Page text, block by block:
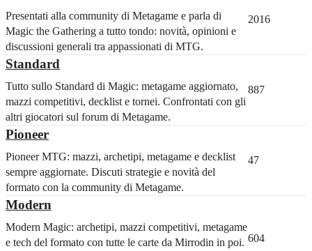
Presentati alla community di Metagame e parla di
Magic the Gathering a tutto tondo: novità, opinioni e
discussioni generali tra appassionati di MTG.
2016
Standard
Tutto sullo Standard di Magic: metagame aggiornato,
mazzi competitivi, decklist e tornei. Confrontati con gli
altri giocatori sul forum di Metagame.
887
Pioneer
Pioneer MTG: mazzi, archetipi, metagame e decklist
sempre aggiornate. Discuti strategie e novità del
formato con la community di Metagame.
47
Modern
Modern Magic: archetipi, mazzi competitivi, metagame
e tech del formato con tutte le carte da Mirrodin in poi. 604